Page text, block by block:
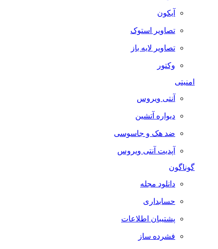
آیکون
تصاویر استوک
تصاویر لایه باز
وکتور
امنیتی
آنتی ویروس
دیواره آتشین
ضد هک و جاسوسی
آپدیت آنتی ویروس
گوناگون
دانلود مجله
حسابداری
پشتیبان اطلاعات
فشرده ساز